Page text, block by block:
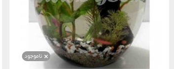
ناموجود